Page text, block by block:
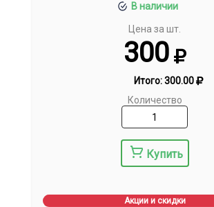
В наличии
Цена за шт.
300
Итого:300.00
Количество
Купить
Акции и скидки